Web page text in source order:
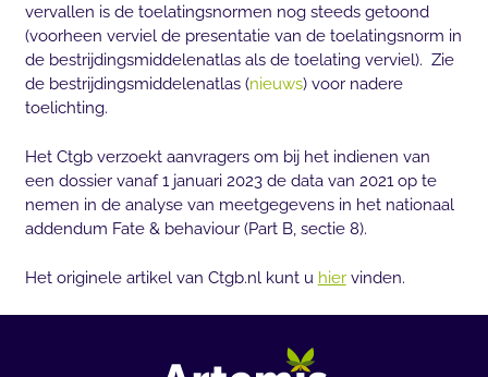
vervallen is de toelatingsnormen nog steeds getoond
(voorheen verviel de presentatie van de toelatingsnorm in
de bestrijdingsmiddelenatlas als de toelating verviel). Zie
de bestrijdingsmiddelenatlas (nieuws) voor nadere
toelichting.
Het Ctgb verzoekt aanvragers om bij het indienen van
een dossier vanaf 1 januari 2023 de data van 2021 op te
nemen in de analyse van meetgegevens in het nationaal
addendum Fate & behaviour (Part B, sectie 8).
Het originele artikel van Ctgb.nl kunt u hiervinden.